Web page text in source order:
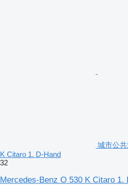
城市公
K Citaro 1. D-Hand
32
Mercedes-Benz O 530 K Citaro 1.